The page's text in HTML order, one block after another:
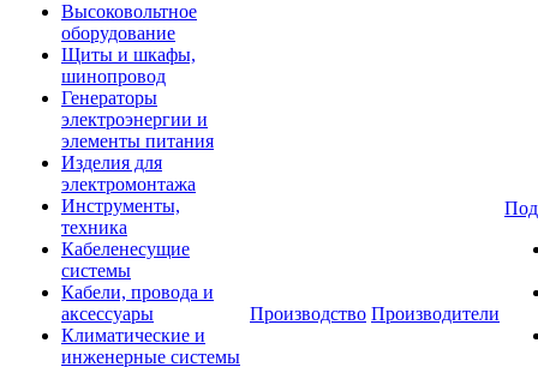
Высоковольтное
оборудование
Щиты и шкафы,
шинопровод
Генераторы
электроэнергии и
элементы питания
Изделия для
электромонтажа
Инструменты,
техника
Кабеленесущие
системы
Кабели, провода и
аксессуары
Климатические и
инженерные системы
Производство Производители